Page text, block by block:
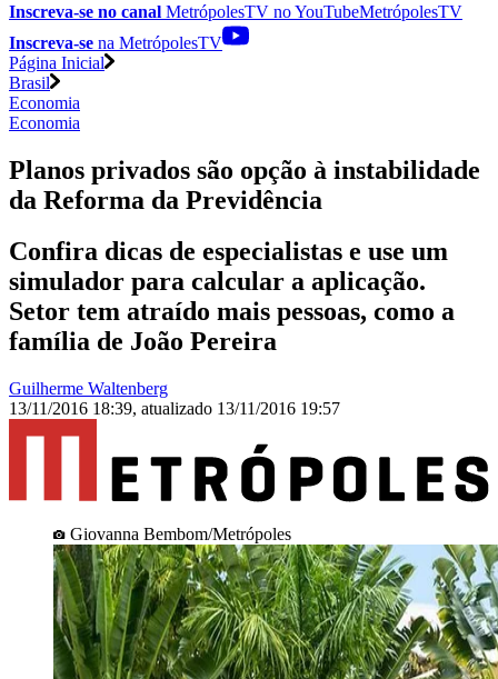
Inscreva-se no canal MetrópolesTV noYouTubeMetrópolesTV
Inscreva-se na MetrópolesTV
Página Inicial
Brasil
Economia
Economia
Planos privados são opção à instabilidade
da Reforma da Previdência
Confira dicas de especialistas e use um
simulador para calcular a aplicação.
Setor tem atraído mais pessoas, como a
família de João Pereira
Guilherme Waltenberg
13/11/2016 18:39, atualizado 13/11/2016 19:57
Giovanna Bembom/Metrópoles